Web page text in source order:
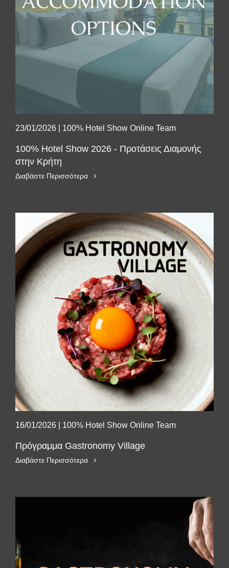
23/01/2026 100% Hotel Show Online Team
100% Hotel Show 2026 - Προτάσεις Διαμονής
στην Κρήτη
Διαβάστε Περισσότερα
16/01/2026 100% Hotel Show Online Team
Πρόγραμμα Gastronomy Village
Διαβάστε Περισσότερα